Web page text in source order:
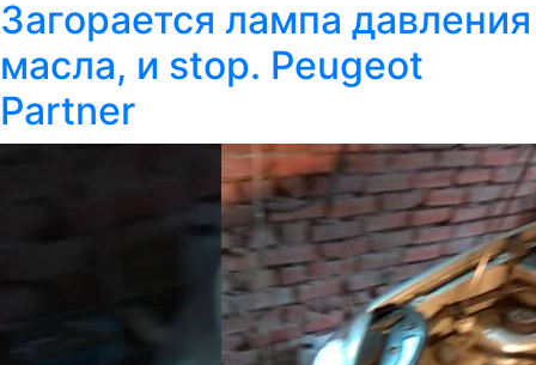
Загорается лампа давления
масла, и stop. Peugeot
Partner